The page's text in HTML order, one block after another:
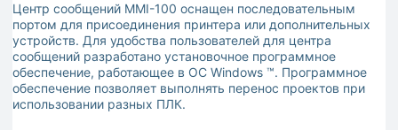
Центр сообщений MMI-100 оснащен последовательным
портом для присоединения принтера или дополнительных
устройств. Для удобства пользователей для центра
сообщений разработано установочное программное
обеспечение, работающее в ОС Windows ™. Программное
обеспечение позволяет выполнять перенос проектов при
использовании разных ПЛК.